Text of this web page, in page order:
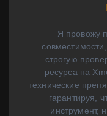
Я провожу
строгую
ресурса на
технические
гарантируя,
инструмент,